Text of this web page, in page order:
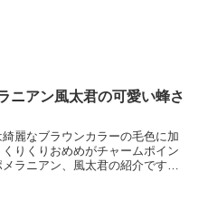
ニアン風太君の可愛い蜂さ
麗なブラウンカラーの毛色に加
くりくりおめめがチャームポイン
メラニアン、風太君の紹介です。